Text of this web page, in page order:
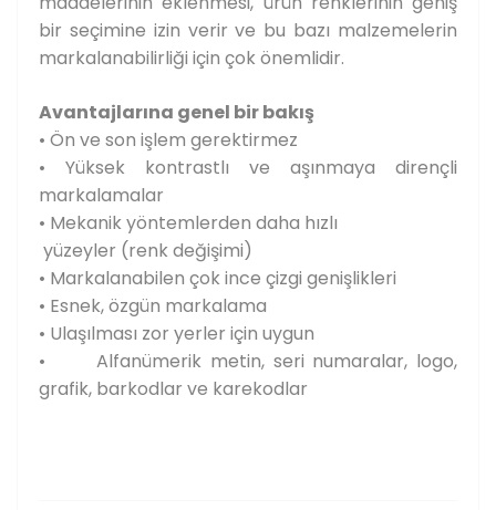
bir seçimine izin verir ve bu bazı malzemelerin
markalanabilirliği için çok önemlidir.
Avantajlarına genel bir bakış
• Ön ve son işlem gerektirmez
• Yüksek kontrastlı ve aşınmaya dirençli
markalamalar
• Mekanik yöntemlerden daha hızlı
yüzeyler (renk değişimi)
• Markalanabilen çok ince çizgi genişlikleri
• Esnek, özgün markalama
• Ulaşılması zor yerler için uygun
• Alfanümerik metin, seri numaralar, logo,
grafik, barkodlar ve karekodlar